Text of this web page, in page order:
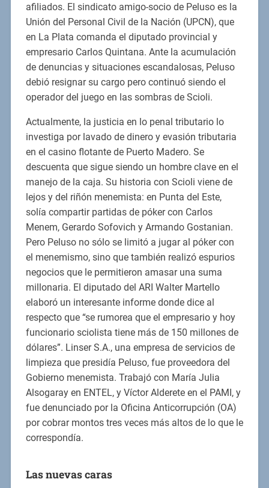
afiliados. El sindicato amigo-socio de Peluso es la
Unión del Personal Civil de la Nación (UPCN), que
en La Plata comanda el diputado provincial y
empresario Carlos Quintana. Ante la acumulación
de denuncias y situaciones escandalosas, Peluso
debió resignar su cargo pero continuó siendo el
operador del juego en las sombras de Scioli.
Actualmente, la justicia en lo penal tributario lo
investiga por lavado de dinero y evasión tributaria
en el casino flotante de Puerto Madero. Se
descuenta que sigue siendo un hombre clave en el
manejo de la caja. Su historia con Scioli viene de
lejos y del riñón menemista: en Punta del Este,
solía compartir partidas de póker con Carlos
Menem, Gerardo Sofovich y Armando Gostanian.
Pero Peluso no sólo se limitó a jugar al póker con
el menemismo, sino que también realizó espurios
negocios que le permitieron amasar una suma
millonaria. El diputado del ARI Walter Martello
elaboró un interesante informe donde dice al
respecto que “se rumorea que el empresario y hoy
funcionario sciolista tiene más de 150 millones de
dólares”. Linser S.A., una empresa de servicios de
limpieza que presidía Peluso, fue proveedora del
Gobierno menemista. Trabajó con María Julia
Alsogaray en ENTEL, y Víctor Alderete en el PAMI, y
fue denunciado por la Oficina Anticorrupción (OA)
por cobrar montos tres veces más altos de lo que le
correspondía.
Las nuevas caras